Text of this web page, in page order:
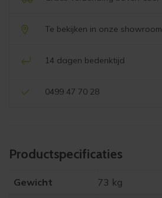
Te bekijken in onze showroom
14 dagen bedenktijd
0499 47 70 28
Product­specificaties
Gewicht 73 kg